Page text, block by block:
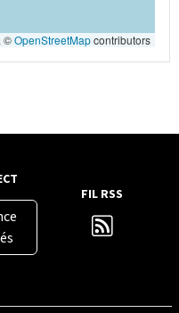
©OpenStreetMapcontributors
FIL RSS